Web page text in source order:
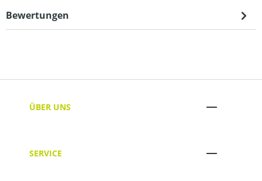
Bewertungen
ÜBER UNS
SERVICE